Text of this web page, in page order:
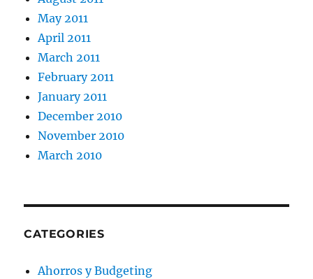
May 2011
April 2011
March 2011
February 2011
January 2011
December 2010
November 2010
March 2010
CATEGORIES
Ahorros y Budgeting